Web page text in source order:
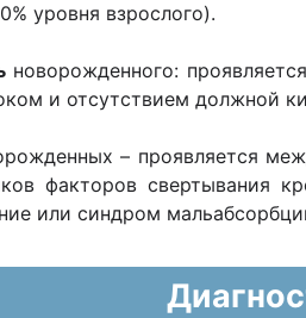
уровня взрослого).
новорожденного:
и отсутствием должной
– проявляется
факторов свертывания
или синдром